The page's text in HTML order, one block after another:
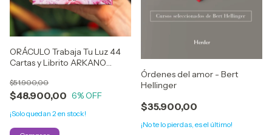
ORÁCULO Trabaja Tu Luz 44
Cartas y Librito ARKANO
$48.900,00
$51.900,00
6% OFF
¡Solo quedan 2en stock!
Órdenes del amor - Bert
Hellinger
$35.900,00
¡No te lo pierdas, es el último!